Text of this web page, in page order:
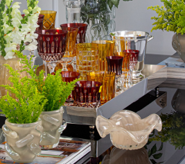
Home Todos os produtos Para Servir
CATEGORIAS